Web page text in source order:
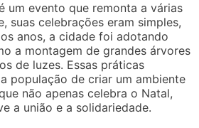
um evento que remonta a várias
suas celebrações eram simples,
anos, a cidade foi adotando
a montagem de grandes árvores
de luzes. Essas práticas
população de criar um ambiente
não apenas celebra o Natal,
a união e a solidariedade.